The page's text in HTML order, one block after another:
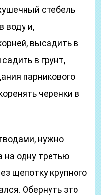
стебель
воду и,
высадить в
в грунт,
парникового
черенки в
нужно
на одну третью
щепотку крупного
Обернуть это